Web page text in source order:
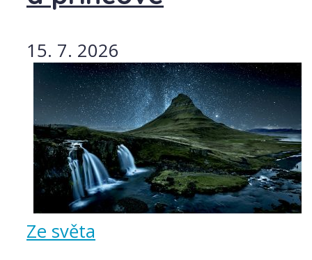
15. 7. 2026
Ze světa